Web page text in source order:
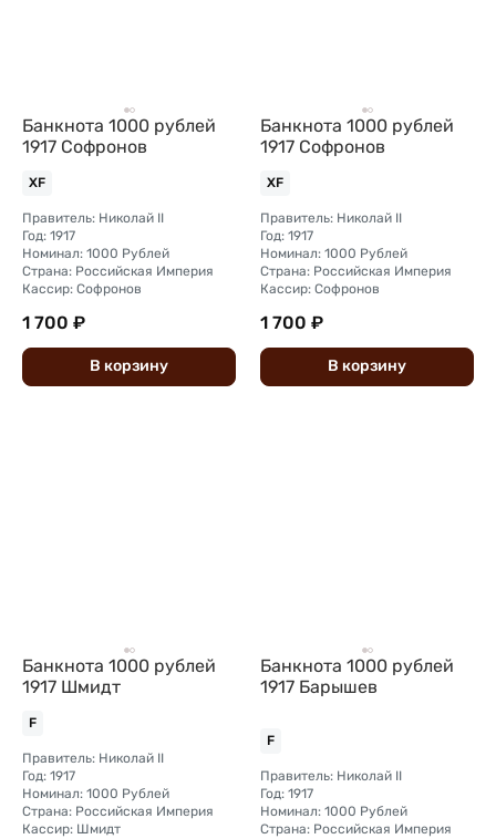
Банкнота 1000 рублей
1917 Софронов
XF
Правитель: Николай II
Год: 1917
Номинал: 1000 Рублей
Страна: Российская Империя
Кассир: Софронов
1 700 ₽
В корзину
Банкнота 1000 рублей
1917 Софронов
XF
Правитель: Николай II
Год: 1917
Номинал: 1000 Рублей
Страна: Российская Империя
Кассир: Софронов
1 700 ₽
В корзину
Банкнота 1000 рублей
1917 Шмидт
F
Правитель: Николай II
Год: 1917
Номинал: 1000 Рублей
Страна: Российская Империя
Кассир: Шмидт
Банкнота 1000 рублей
1917 Барышев
F
Правитель: Николай II
Год: 1917
Номинал: 1000 Рублей
Страна: Российская Империя